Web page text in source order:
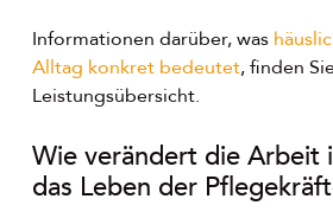
Informationen darüber, was
Alltag konkret bedeutet, finden
Leistungsübersicht.
Wie verändert die Arbeit
das Leben der